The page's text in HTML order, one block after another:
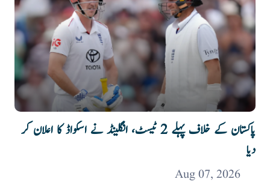
پاکستان کے خلاف پہلے 2 ٹیسٹ، انگلینڈ نے اسکواڈ کا اعلان کر
دیا
Aug 07, 2026